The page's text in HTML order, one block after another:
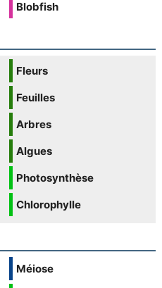
Blobfish
Fleurs
Feuilles
Arbres
Algues
Photosynthèse
Chlorophylle
Méiose